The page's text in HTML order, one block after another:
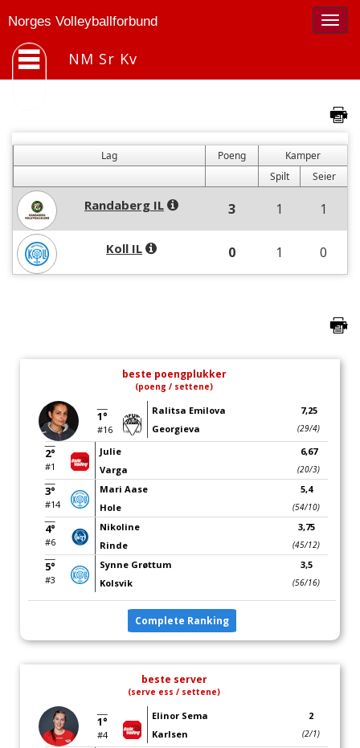
Norges Volleyballforbund
NM Sr Kv
Lag Poeng
Kamper
Spilt
Seier
Randaberg IL 3 1 1
Koll IL 0 1 0
beste poengplukker
(poeng / settene)
1°
#16
Ralitsa Emilova
Georgieva
7,25
(29/4)
2°
#1
Julie
Varga
6,67
(20/3)
3°
#14
Mari Aase
Hole
5,4
(54/10)
4°
#6
Nikoline
Rinde
3,75
(45/12)
5°
#3
Synne Grøttum
Kolsvik
3,5
(56/16)
Complete Ranking
beste server
(serve ess / settene)
1°
#4
Elinor Sema
Karlsen
2
(2/1)